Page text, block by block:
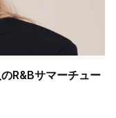
R&Bサマーチュー